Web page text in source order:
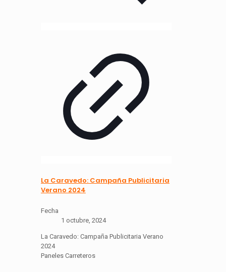
La Caravedo: Campaña Publicitaria
Verano 2024
Fecha
1 octubre, 2024
La Caravedo: Campaña Publicitaria Verano
2024
Paneles Carreteros